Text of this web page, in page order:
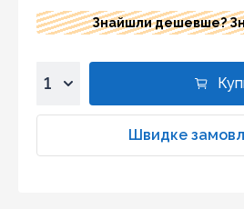
Знайшли дешевше?
3
Швидке